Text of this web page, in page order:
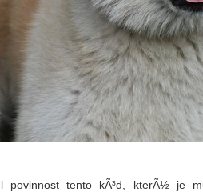
povinnost tento kÃ³d, kterÃ½ je